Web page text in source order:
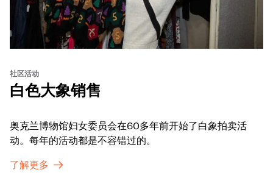
社区活动
白色大象销售
奥克兰博物馆妇女委员会在60多年前开始了白象拍卖活
动。每年的活动都是不容错过的。
了解更多